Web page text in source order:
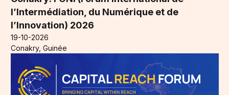
l’Intermédiation, du Numérique et de
l’Innovation) 2026
19-10-2026
Conakry, Guinée